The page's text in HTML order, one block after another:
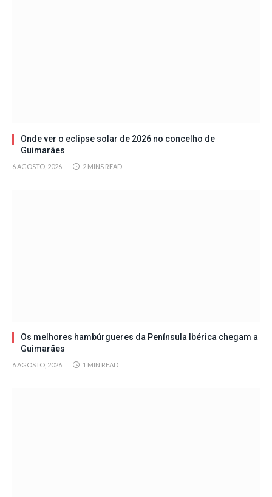
Onde ver o eclipse solar de 2026 no concelho de
Guimarães
6 AGOSTO, 2026 2 MINS READ
Os melhores hambúrgueres da Península Ibérica chegam a
Guimarães
6 AGOSTO, 2026 1 MIN READ